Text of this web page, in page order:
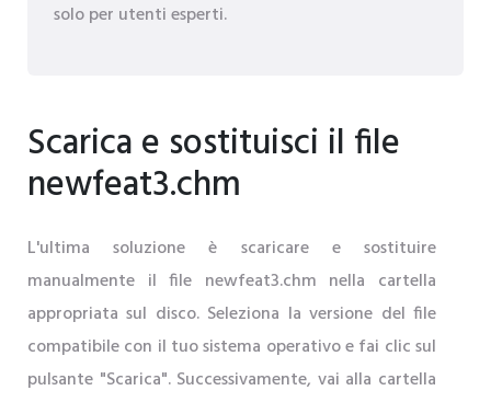
solo per utenti esperti.
Scarica e sostituisci il file
newfeat3.chm
L'ultima soluzione è scaricare e sostituire
manualmente il file newfeat3.chm nella cartella
appropriata sul disco. Seleziona la versione del file
compatibile con il tuo sistema operativo e fai clic sul
pulsante "Scarica". Successivamente, vai alla cartella